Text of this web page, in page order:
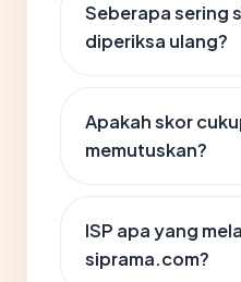
Seberapa sering
diperiksa ulang?
Apakah skor
memutuskan?
ISP apa yang
siprama.com?